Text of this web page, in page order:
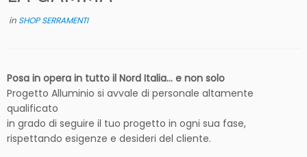
in SHOP SERRAMENTI
Posa in opera in tutto il Nord Italia… e non solo
Progetto Alluminio si avvale di personale altamente
qualificato
in grado di seguire il tuo progetto in ogni sua fase,
rispettando esigenze e desideri del cliente.